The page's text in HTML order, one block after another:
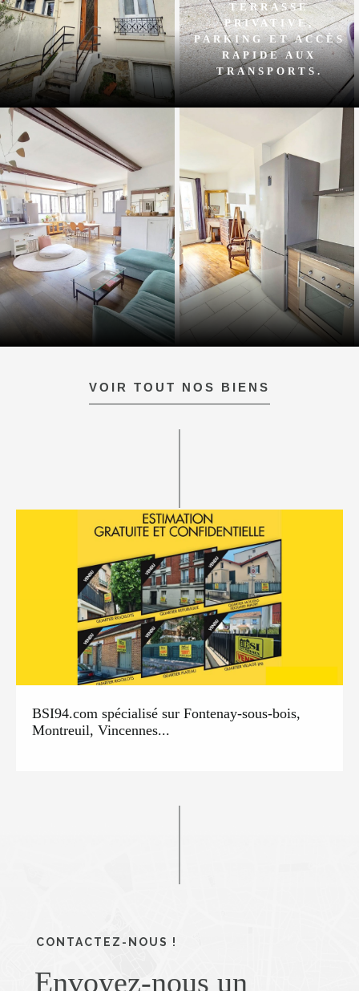
TERRASSE
PRIVATIVE,
PARKING ET ACCÈS
RAPIDE AUX
TRANSPORTS.
VOIR TOUT NOS BIENS
BSI94.com spécialisé sur Fontenay-sous-bois,
Montreuil, Vincennes...
CONTACTEZ-NOUS !
Envoyez-nous un